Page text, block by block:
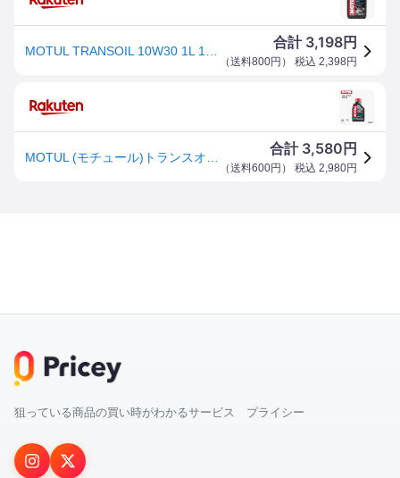
合計 3,198円
（送料800円 ） 税込 2,398 円
合計 3,580 円
（送料600円 ） 税込 2,980円
狙っている商品の買い時がわかるサービス プライシー